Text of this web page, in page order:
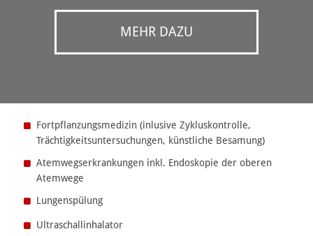
MEHR DAZU
Fortpflanzungsmedizin (inlusive Zykluskontrolle,
Trächtigkeitsuntersuchungen, künstliche Besamung)
Atemwegserkrankungen inkl. Endoskopie der oberen
Atemwege
Lungenspülung
Ultraschallinhalator